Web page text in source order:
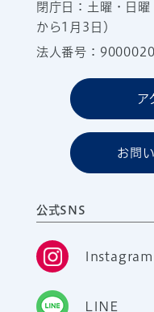
閉庁日：土曜・日
から1月3日）
法人番号：
ア
お問
公式SNS
Instagram
LINE